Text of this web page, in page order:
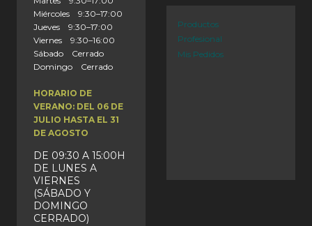
Miércoles 9:30–17:00
Jueves 9:30–17:00
Viernes 9:30–16:00
Sábado Cerrado
Domingo Cerrado
HORARIO DE
VERANO: DEL 06 DE
JULIO HASTA EL 31
DE AGOSTO
DE 09:30 A 15:00H
DE LUNES A
VIERNES
(SÁBADO Y
DOMINGO
CERRADO)
Productos
Profesional
Mis Pedidos